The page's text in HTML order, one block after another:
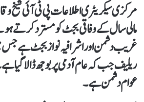
مرکزی سیکریٹری اطلاعات پی ٹی آئی
مالی سال کے وفاقی بجٹ کو مسترد کرتے
غریب دشمن اور اشرافیہ نواز بجٹ ہے جس
ریلیف جب کہ عام آدمی پر بوجھ ڈالا گیا
عوام دشمن ہے۔